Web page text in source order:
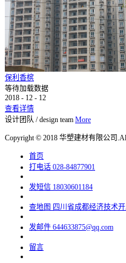
保利香槟
等待加载数据
2018 - 12 - 12
查看详情
设计团队 / design team More
Copyright © 2018 华塑建材有限公司
首页
打电话 028-84877901
发短信 18030601184
查地图 四川省成都经济技术
发邮件 644633875@qq.com
留言